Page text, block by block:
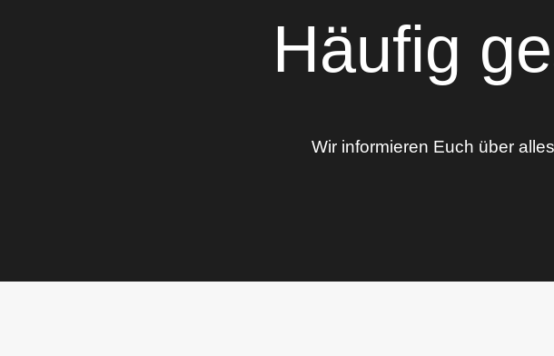
Häufig
Wir informieren Euch über